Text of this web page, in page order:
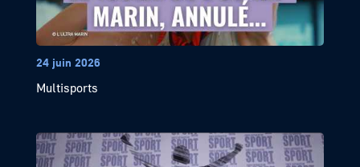
24 juin 2026
Multisports